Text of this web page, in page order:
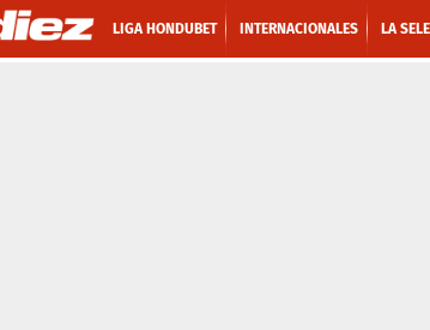
LIGA HONDUBET INTERNACIONALES LA